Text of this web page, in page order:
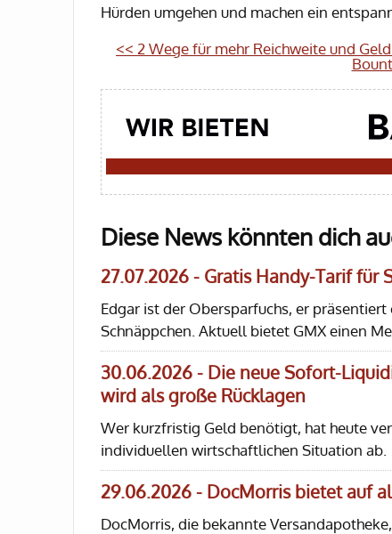
Hürden umgehen und machen ein
<< 2 Wege für mehr Reichweite und
Diese News könnten dich
27.07.2026 - Gratis Handy-Tarif für
Edgar ist der Obersparfuchs, er
Schnäppchen. Aktuell bietet GMX einen
30.06.2026 - Die neue Sofort-
wird als große Rücklagen
Wer kurzfristig Geld benötigt, hat heute
individuellen wirtschaftlichen Situation ab.
29.06.2026 - DocMorris bietet auf
DocMorris, die bekannte